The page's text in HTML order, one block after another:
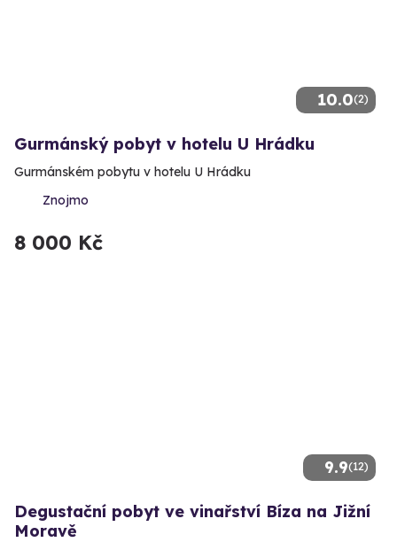
10.0(2)
Gurmánský pobyt v hotelu U Hrádku
Gurmánském pobytu v hotelu U Hrádku
Znojmo
8 000 Kč
9.9(12)
Degustační pobyt ve vinařství Bíza na Jižní
Moravě